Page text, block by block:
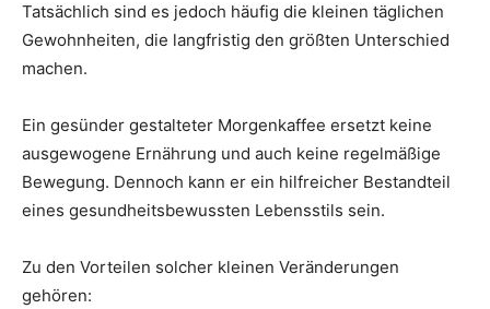
Tatsächlich sind es jedoch häufig die kleinen täglichen
Gewohnheiten, die langfristig den größten Unterschied
machen.
Ein gesünder gestalteter Morgenkaffee ersetzt keine
ausgewogene Ernährung und auch keine regelmäßige
Bewegung. Dennoch kann er ein hilfreicher Bestandteil
eines gesundheitsbewussten Lebensstils sein.
Zu den Vorteilen solcher kleinen Veränderungen
gehören: